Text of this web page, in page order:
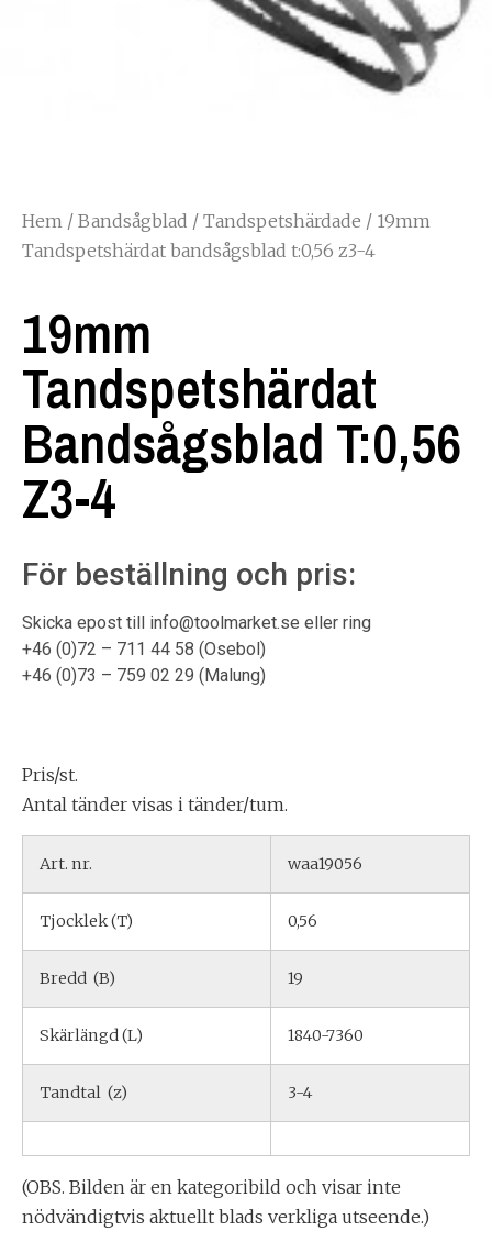
Hem / Bandsågblad / Tandspetshärdade / 19mm
Tandspetshärdat bandsågsblad t:0,56 z3-4
19mm
Tandspetshärdat
Bandsågsblad T:0,56
Z3-4
För beställning och pris:
Skicka epost till info@toolmarket.se eller ring
+46 (0)72 – 711 44 58 (Osebol)
+46 (0)73 – 759 02 29 (Malung)
Pris/st.
Antal tänder visas i tänder/tum.
Art. nr. waa19056
Tjocklek (T) 0,56
Bredd (B) 19
Skärlängd (L) 1840-7360
Tandtal (z) 3-4
(OBS. Bilden är en kategoribild och visar inte
nödvändigtvis aktuellt blads verkliga utseende.)